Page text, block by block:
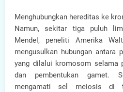
Menghubungkan hereditas ke
Namun, sekitar tiga puluh
Mendel, peneliti Amerika
mengusulkan hubungan antara
yang dilalui kromosom selama
dan pembentukan gamet.
mengamati sel meiosis di